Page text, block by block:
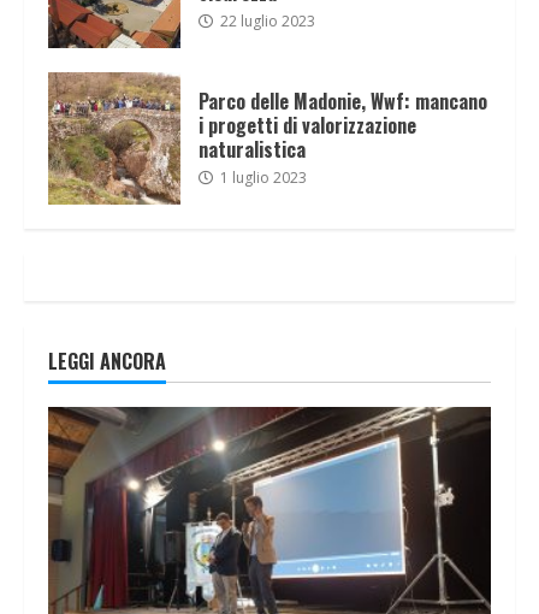
22 luglio 2023
Parco delle Madonie, Wwf: mancano
i progetti di valorizzazione
naturalistica
1 luglio 2023
LEGGI ANCORA